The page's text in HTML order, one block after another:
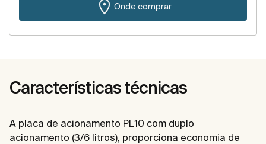
Onde comprar
Características técnicas
A placa de acionamento PL10 com duplo
acionamento (3/6 litros), proporciona economia de